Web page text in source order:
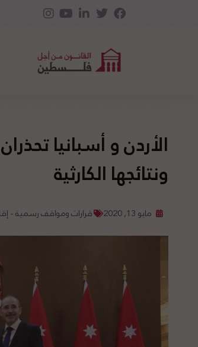
الأردن و أسبانيا
ونتائجها الكارثية
مايو 13, 2020 قرارات ومواقف رسمية -